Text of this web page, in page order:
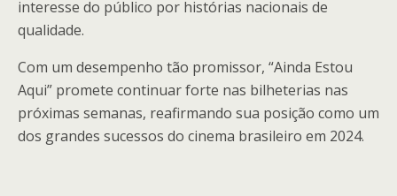
interesse do público por histórias nacionais de
qualidade.
Com um desempenho tão promissor, “Ainda Estou
Aqui” promete continuar forte nas bilheterias nas
próximas semanas, reafirmando sua posição como um
dos grandes sucessos do cinema brasileiro em 2024.